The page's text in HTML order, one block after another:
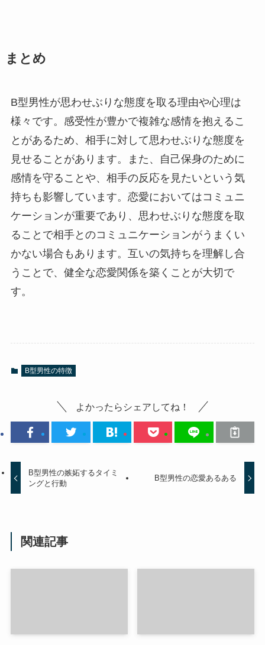
まとめ
B型男性が思わせぶりな態度を取る理由や心理は
様々です。感受性が豊かで複雑な感情を抱えるこ
とがあるため、相手に対して思わせぶりな態度を
見せることがあります。また、自己保身のために
感情を守ることや、相手の反応を見たいという気
持ちも影響しています。恋愛においてはコミュニ
ケーションが重要であり、思わせぶりな態度を取
ることで相手とのコミュニケーションがうまくい
かない場合もあります。互いの気持ちを理解し合
うことで、健全な恋愛関係を築くことが大切で
す。
B型男性の特徴
よかったらシェアしてね！
B型男性の嫉妬するタイミ
ングと行動
B型男性の恋愛あるある
関連記事